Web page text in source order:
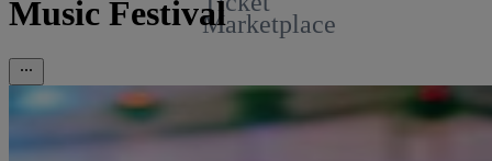
Marketplace
Music Festival